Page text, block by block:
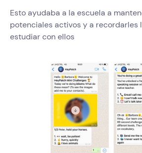
Esto ayudaba a la escuela a
potenciales activos y a recordarles
estudiar con ellos